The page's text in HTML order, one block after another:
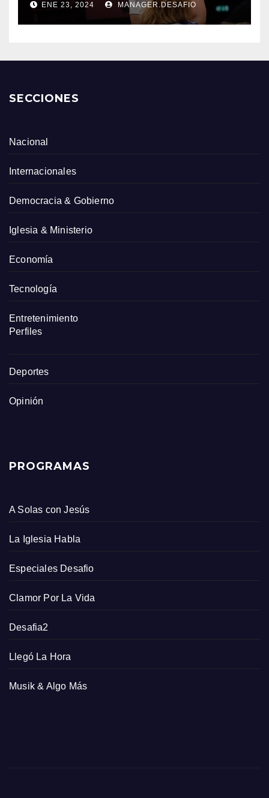
ENE 23, 2024 MANAGER.DESAFIO
SECCIONES
Nacional
Internacionales
Democracia & Gobierno
Iglesia & Ministerio
Economía
Tecnología
Entretenimiento
Perfiles
Deportes
Opinión
PROGRAMAS
A Solas con Jesús
La Iglesia Habla
Especiales Desafio
Clamor Por La Vida
Desafia2
Llegó La Hora
Musik & Algo Más